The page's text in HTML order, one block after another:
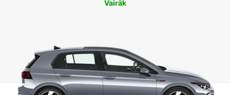
Vairāk